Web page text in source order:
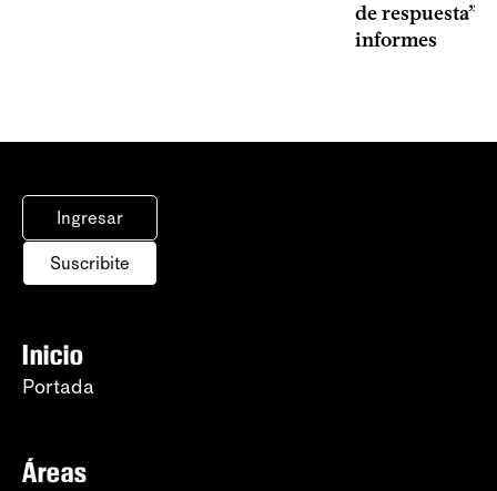
de respuesta”
informes
Ingresar
Suscribite
Inicio
Portada
Áreas